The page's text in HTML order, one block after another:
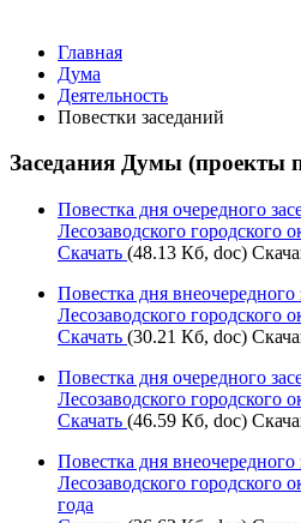
Главная
Дума
Деятельность
Повестки заседаний
Заседания Думы (проекты
Повестка дня очередного
Лесозаводского городского
Скачать (48.13 Кб, doc)
Повестка дня
Лесозаводского городского
Скачать (30.21 Кб, doc)
Повестка дня очередного
Лесозаводского городского
Скачать (46.59 Кб, doc)
Повестка дня
Лесозаводского городского
года